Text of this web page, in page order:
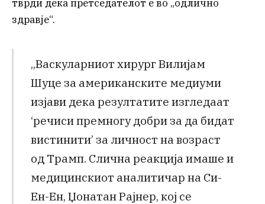
тврди дека претседателот е во „одлично
здравје“.
„Васкуларниот хирург Вилијам
Шуце за американските медиуми
изјави дека резултатите изгледаат
‘речиси премногу добри за да бидат
вистинити’ за личност на возраст
од Трамп. Слична реакција имаше и
медицинскиот аналитичар на Си-
Ен-Ен, Џонатан Рајнер, кој се